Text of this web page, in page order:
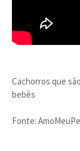
Cachorros que
bebês
Fonte: